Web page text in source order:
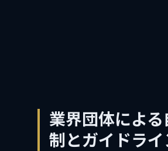
業界団体による
制とガイドライ